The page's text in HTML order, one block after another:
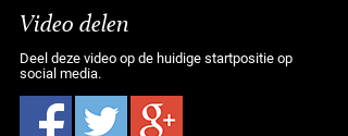
Video delen
Deel deze video op de huidige startpositie op
social media.